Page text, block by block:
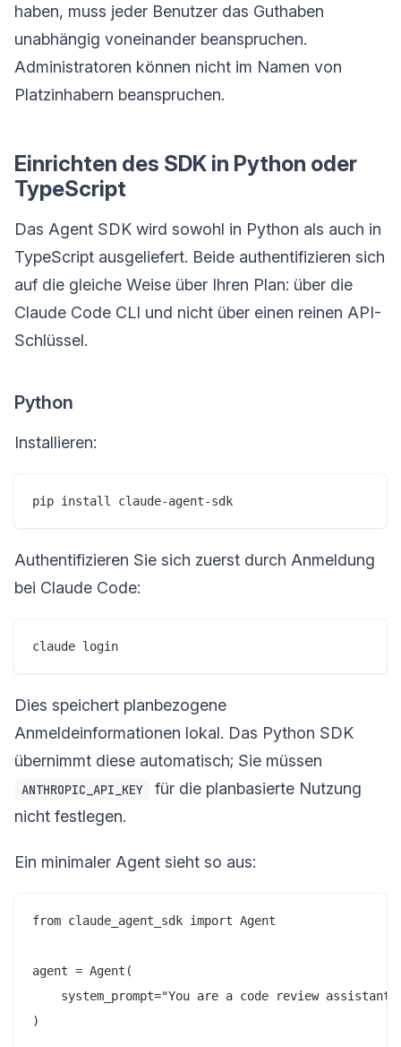
haben, muss jeder Benutzer das Guthaben
unabhängig voneinander beanspruchen.
Administratoren können nicht im Namen von
Platzinhabern beanspruchen.
Einrichten des SDK in Python oder
TypeScript
Das Agent SDK wird sowohl in Python als auch in
TypeScript ausgeliefert. Beide authentifizieren sich
auf die gleiche Weise über Ihren Plan: über die
Claude Code CLI und nicht über einen reinen API-
Schlüssel.
Python
Installieren:
Authentifizieren Sie sich zuerst durch Anmeldung
bei Claude Code:
Dies speichert planbezogene
Anmeldeinformationen lokal. Das Python SDK
übernimmt diese automatisch; Sie müssen
ANTHROPIC_API_KEY
für die planbasierte Nutzung
nicht festlegen.
Ein minimaler Agent sieht so aus:
from claude_agent_sdk import Agent
agent = Agent(
system_prompt="You are a code review
)